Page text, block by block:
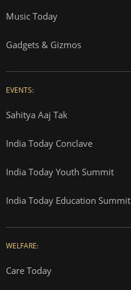
Music Today
Gadgets & Gizmos
EVENTS:
Sahitya Aaj Tak
India Today Conclave
India Today Youth Summit
India Today Education Summit
WELFARE:
Care Today